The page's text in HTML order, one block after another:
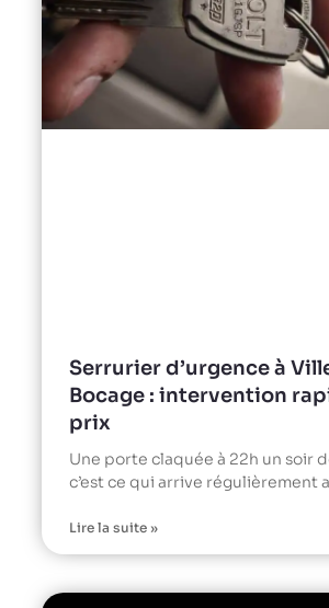
Serrurier d’urgence à
Bocage : intervention
prix
Une porte claquée à 22h un soir
c’est ce qui arrive régulièrement
Lire la suite »